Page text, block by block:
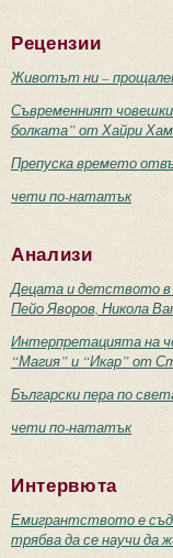
Рецензии
Животът ни –
Съвременният
болката” от Хайри
Препуска времето
чети по-нататък
Анализи
Децата и детството в
Пейо Яворов, Никола
Интерпретацията на
“Магия” и “Икар” от
Български пера по
чети по-нататък
Интервюта
Емигрантството е
трябва да се научи да